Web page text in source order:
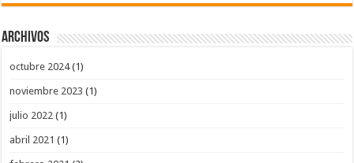
Archivos
octubre 2024(1)
noviembre 2023 (1)
julio 2022 (1)
abril 2021 (1)